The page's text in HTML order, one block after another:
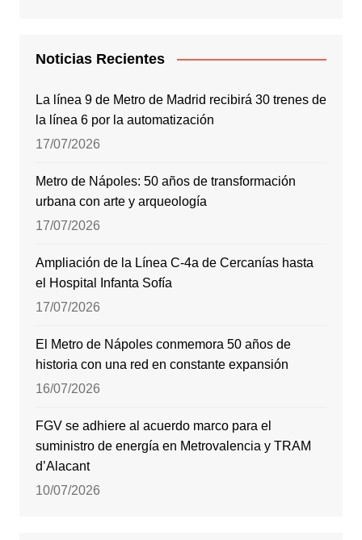
Noticias Recientes
La línea 9 de Metro de Madrid recibirá 30 trenes de
la línea 6 por la automatización
17/07/2026
Metro de Nápoles: 50 años de transformación
urbana con arte y arqueología
17/07/2026
Ampliación de la Línea C-4a de Cercanías hasta
el Hospital Infanta Sofía
17/07/2026
El Metro de Nápoles conmemora 50 años de
historia con una red en constante expansión
16/07/2026
FGV se adhiere al acuerdo marco para el
suministro de energía en Metrovalencia y TRAM
d’Alacant
10/07/2026